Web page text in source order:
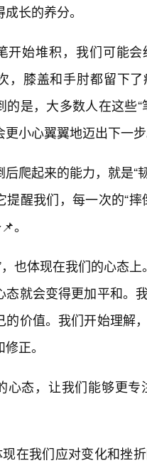
长的养分。
开始堆积，我们可能
，膝盖和手肘都留下
的是，大多数人在这些
小心翼翼地迈出下一步
爬起来的能力，就是“
提醒我们，每一次的“
。
，也体现在我们的心态
态就会变得更加平和。
的价值。我们开始理解
正。
心态，让我们能够更
现在我们应对变化和挫